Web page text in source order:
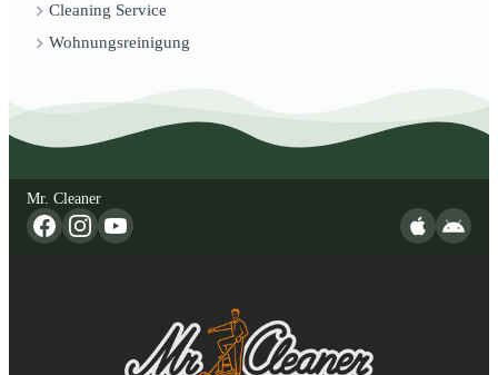
Cleaning Service
Wohnungsreinigung
Mr. Cleaner